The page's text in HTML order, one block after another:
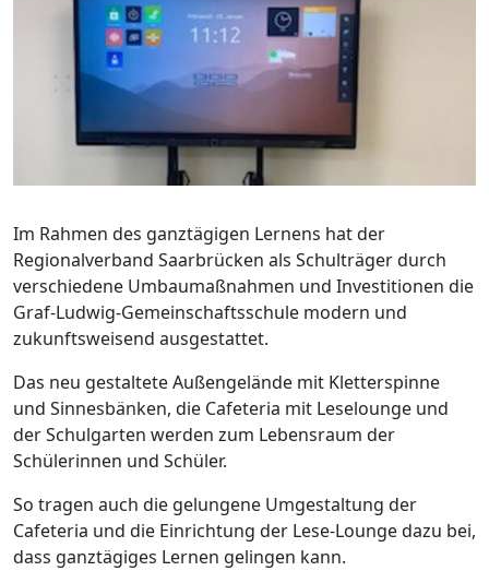
Im Rahmen des ganztägigen Lernens hat der
Regionalverband Saarbrücken als Schulträger durch
verschiedene Umbaumaßnahmen und Investitionen die
Graf-Ludwig-Gemeinschaftsschule modern und
zukunftsweisend ausgestattet.
Das neu gestaltete Außengelände mit Kletterspinne
und Sinnesbänken, die Cafeteria mit Leselounge und
der Schulgarten werden zum Lebensraum der
Schülerinnen und Schüler.
So tragen auch die gelungene Umgestaltung der
Cafeteria und die Einrichtung der Lese-Lounge dazu bei,
dass ganztägiges Lernen gelingen kann.